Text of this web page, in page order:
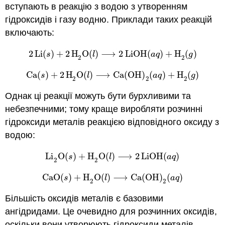
вступають в реакцію з водою з утворенням
гідроксидів і газу водню. Приклади таких реакцій
включають:
2Li(s) + 2H2O(l) ⟶ 2LiOH(aq) + H2(g)
2Li( s) +2H2O(l ⟶2 LiOH(aq)+H2 (g)
Ca(s) + 2H2O(l) ⟶ Ca(OH)2(aq) + H2(g)
Ca( s) +2H2O(l) ⟶Ca(OH)2(aq)+ H2(g)
Однак ці реакції можуть бути бурхливими та
небезпечними; тому краще виробляти розчинні
гідроксиди металів реакцією відповідного оксиду з
водою:
Li2O(s) + H2 O(l) ⟶ 2LiOH(aq)
Li2O( s)+H2O(l) ⟶2 LiOH(aq)
CaO(s) + H2O(l) ⟶ Ca(OH)2(aq)
CaO(s)+H2O(l) ⟶Ca(OH)2(aq)
Більшість оксидів металів є базовими
ангідридами. Це очевидно для розчинних оксидів,